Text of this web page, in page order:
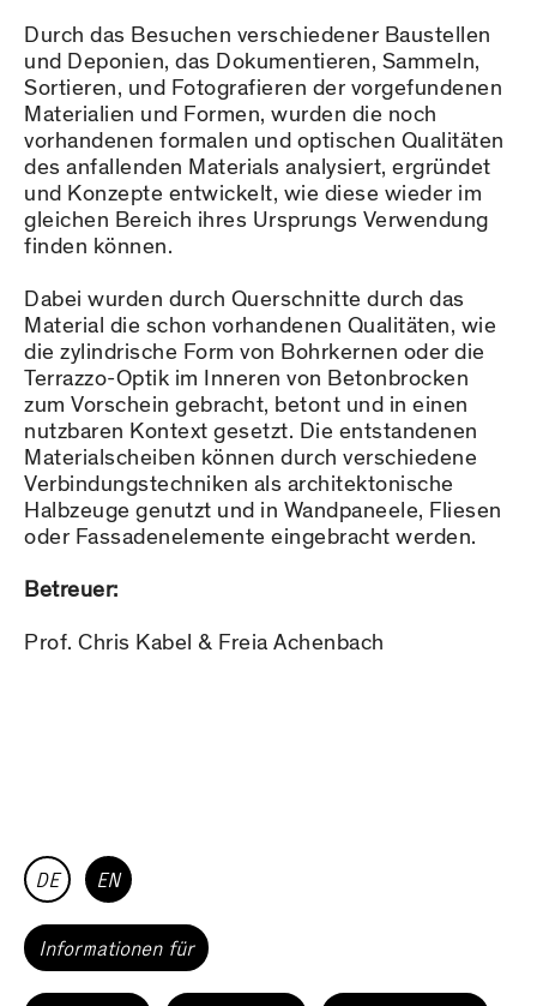
Durch das Besuchen verschiedener Baustellen
und Deponien, das Dokumentieren, Sammeln,
Sortieren, und Fotografieren der vorgefundenen
Materialien und Formen, wurden die noch
vorhandenen formalen und optischen Qualitäten
des anfallenden Materials analysiert, ergründet
und Konzepte entwickelt, wie diese wieder im
gleichen Bereich ihres Ursprungs Verwendung
finden können.
Dabei wurden durch Querschnitte durch das
Material die schon vorhandenen Qualitäten, wie
die zylindrische Form von Bohrkernen oder die
Terrazzo-Optik im Inneren von Betonbrocken
zum Vorschein gebracht, betont und in einen
nutzbaren Kontext gesetzt. Die entstandenen
Materialscheiben können durch verschiedene
Verbindungstechniken als architektonische
Halbzeuge genutzt und in Wandpaneele, Fliesen
oder Fassadenelemente eingebracht werden.
Betreuer:
Prof. Chris Kabel & Freia Achenbach
Informationen für
DE EN